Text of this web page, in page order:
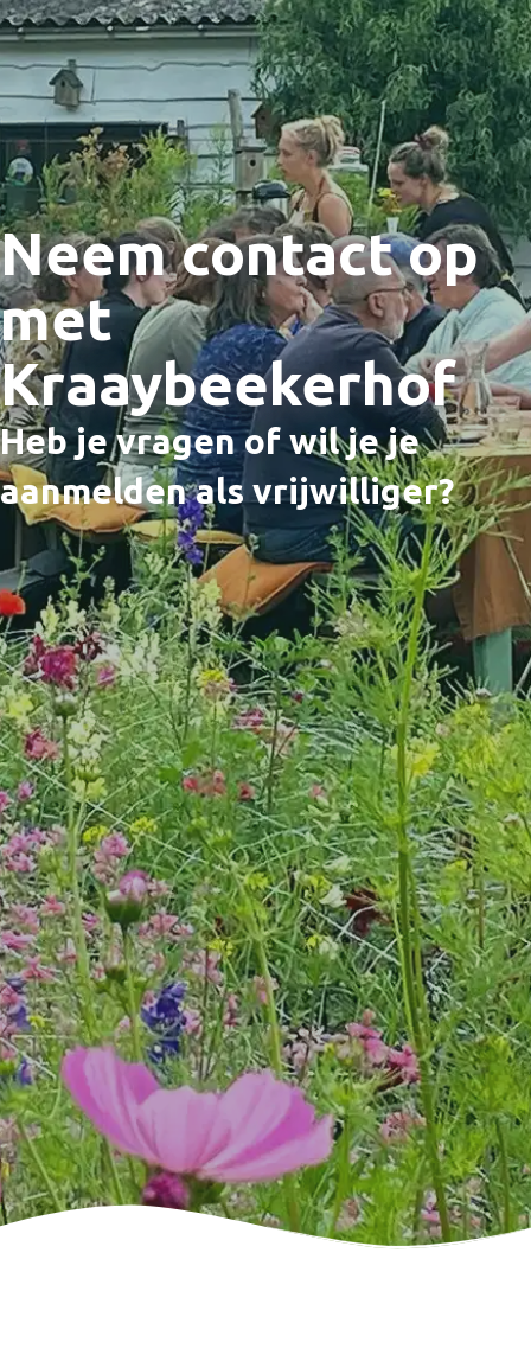
Neem contact op
met
Kraaybeekerhof
Heb je vragen of wil je je
aanmelden als vrijwilliger?